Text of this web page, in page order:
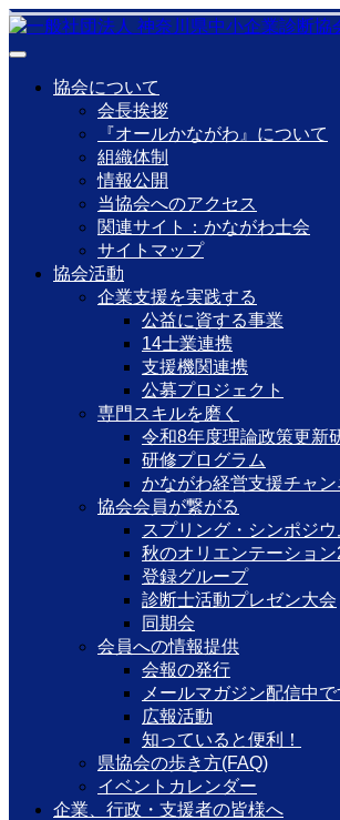
協会について
会長挨拶
『オールかながわ』について
組織体制
情報公開
当協会へのアクセス
関連サイト：かながわ士会
サイトマップ
協会活動
企業支援を実践する
公益に資する事業
14士業連携
支援機関連携
公募プロジェクト
専門スキルを磨く
令和8年度理論政策更新
研修プログラム
かながわ経営支援チャ
協会会員が繋がる
スプリング・シンポジ
秋のオリエンテーショ
登録グループ
診断士活動プレゼン大会
同期会
会員への情報提供
会報の発行
メールマガジン配信中で
広報活動
知っていると便利！
県協会の歩き方(FAQ)
イベントカレンダー
企業、行政・支援者の皆様へ